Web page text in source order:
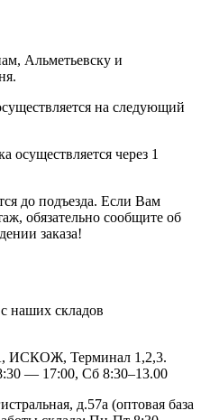
Альметьевску и
на следующий
осуществляется через 1
до подъезда. Если Вам
обязательно сообщите об
заказа!
наших складов
ИСКОЖ, Терминал 1,2,3.
— 17:00, Сб 8:30–13.00
д.57а (оптовая база